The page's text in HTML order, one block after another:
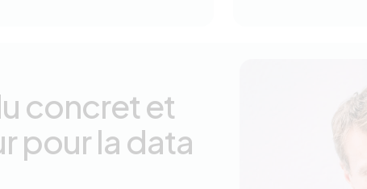
concret et
pour la data